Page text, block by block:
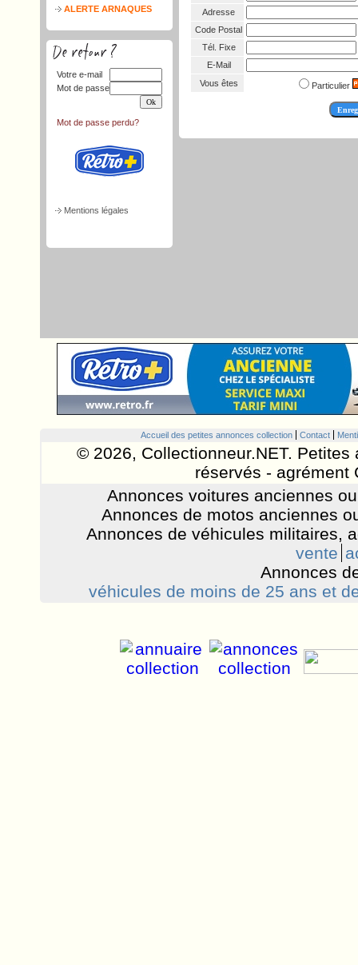
ALERTE ARNAQUES
Votre e-mail
Mot de passe
Mot de passe perdu?
Mentions légales
Adresse
Code Postal
Tél. Fixe
E-Mail
Vous êtes
Particulier
Accueil des petites annonces collection Contact
© 2026, Collectionneur.NET.
réservés - agrément
Annonces voitures anciennes
Annonces de motos anciennes
Annonces de véhicules militaires,
vente
Annonces
véhicules de moins de 25 ans et